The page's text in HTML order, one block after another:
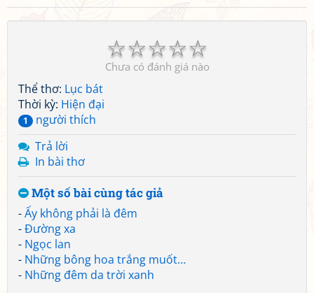
☆
☆
☆
☆
☆
Chưa có đánh giá nào
Thể thơ: Lục bát
Thời kỳ: Hiện đại
1
người thích
Trả lời
In bài thơ
Một số bài cùng tác giả
-Ấy không phải là đêm
-Đường xa
- Ngọc lan
- Những bông hoa trắng muốt…
- Những đêm da trời xanh